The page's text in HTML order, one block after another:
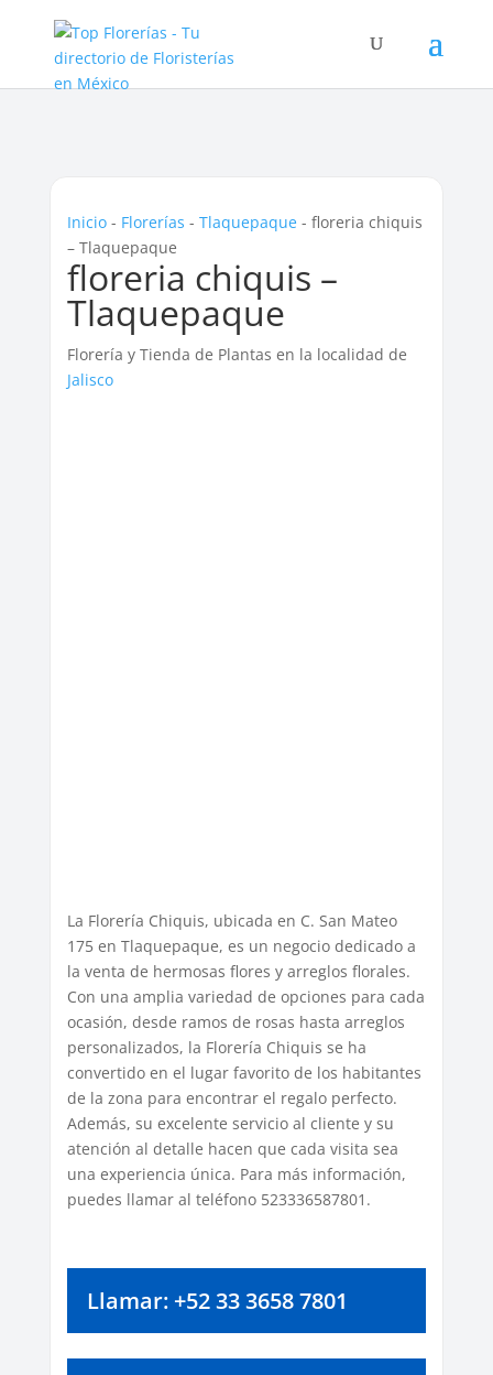
Inicio- Florerías - Tlaquepaque- floreria chiquis
– Tlaquepaque
floreria chiquis –
Tlaquepaque
Florería y Tienda de Plantas en la localidad de
Jalisco
La Florería Chiquis, ubicada en C. San Mateo
175 en Tlaquepaque, es un negocio dedicado a
la venta de hermosas flores y arreglos florales.
Con una amplia variedad de opciones para cada
ocasión, desde ramos de rosas hasta arreglos
personalizados, la Florería Chiquis se ha
convertido en el lugar favorito de los habitantes
de la zona para encontrar el regalo perfecto.
Además, su excelente servicio al cliente y su
atención al detalle hacen que cada visita sea
una experiencia única. Para más información,
puedes llamar al teléfono 523336587801.
Llamar: +52 33 3658 7801